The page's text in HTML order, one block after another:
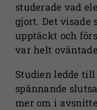
studerade vad
gjort. Det visade
upptäckt och
var helt
Studien ledde
spännande
mer om i